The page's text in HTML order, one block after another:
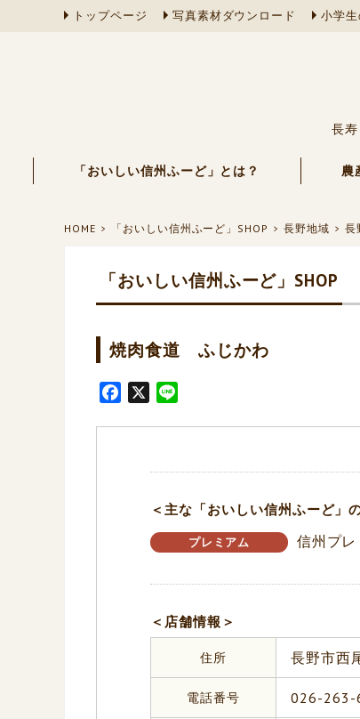
トップページ 写真素材ダウンロード 小学
長
「おいしい信州ふーど」とは？ 農
HOME 「おいしい信州ふーど」SHOP 長野地域 長
「おいしい信州ふーど」SHOP
焼肉食道 ふじかわ
＜主な「おいしい信州ふーど」
プレミアム 信州プ
＜店舗情報＞
住所 長野市西
電話番号 026-263-